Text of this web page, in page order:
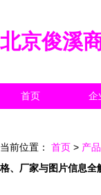
北京俊溪
首页 企
当前位置： 首页 > 产
格、厂家与图片信息全